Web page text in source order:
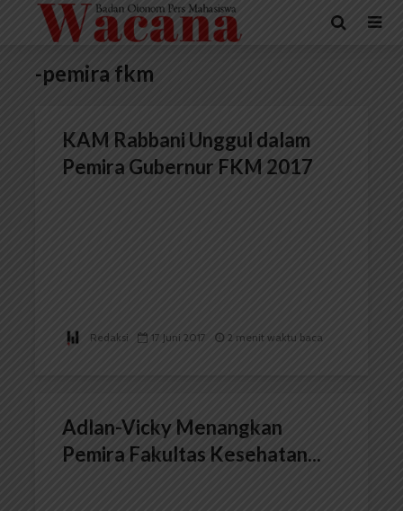
-pemira fkm
KAM Rabbani Unggul dalam
Pemira Gubernur FKM 2017
Redaksi 17 Juni 2017 2 menit waktu baca
Adlan-Vicky Menangkan
Pemira Fakultas Kesehatan...